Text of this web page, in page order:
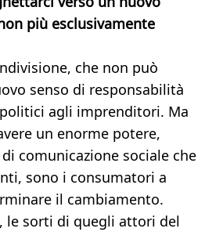
più esclusivamente
che non può
senso di responsabilità
agli imprenditori. Ma
un enorme potere,
comunicazione sociale che
sono i consumatori a
il cambiamento.
le sorti di quegli attori del